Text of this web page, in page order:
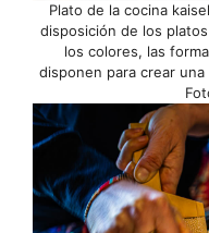
Plato de la cocina
disposición de los
los colores, las
disponen para crear